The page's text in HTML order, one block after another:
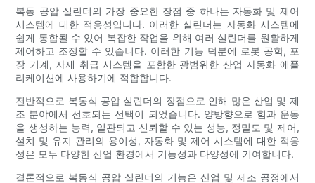
복동 공압 실린더의 가장 중요한 장점 중 하나는 자동화 및 제어
시스템에 대한 적응성입니다. 이러한 실린더는 자동화 시스템에
쉽게 통합될 수 있어 복잡한 작업을 위해 여러 실린더를 원활하게
제어하고 조정할 수 있습니다. 이러한 기능 덕분에 로봇 공학, 포
장 기계, 자재 취급 시스템을 포함한 광범위한 산업 자동화 애플
리케이션에 사용하기에 적합합니다.
전반적으로 복동식 공압 실린더의 장점으로 인해 많은 산업 및 제
조 분야에서 선호되는 선택이 되었습니다. 양방향으로 힘과 운동
을 생성하는 능력, 일관되고 신뢰할 수 있는 성능, 정밀도 및 제어,
설치 및 유지 관리의 용이성, 자동화 및 제어 시스템에 대한 적응
성은 모두 다양한 산업 환경에서 기능성과 다양성에 기여합니다.
결론적으로 복동식 공압 실린더의 기능은 산업 및 제조 공정에서